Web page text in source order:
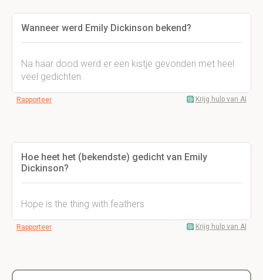
Wanneer werd Emily Dickinson bekend?
Na haar dood werd er een kistje gevonden met heel
veel gedichten.
Rapporteer Krijg hulp van AI
Hoe heet het (bekendste) gedicht van Emily
Dickinson?
Hope is the thing with feathers
Rapporteer Krijg hulp van AI